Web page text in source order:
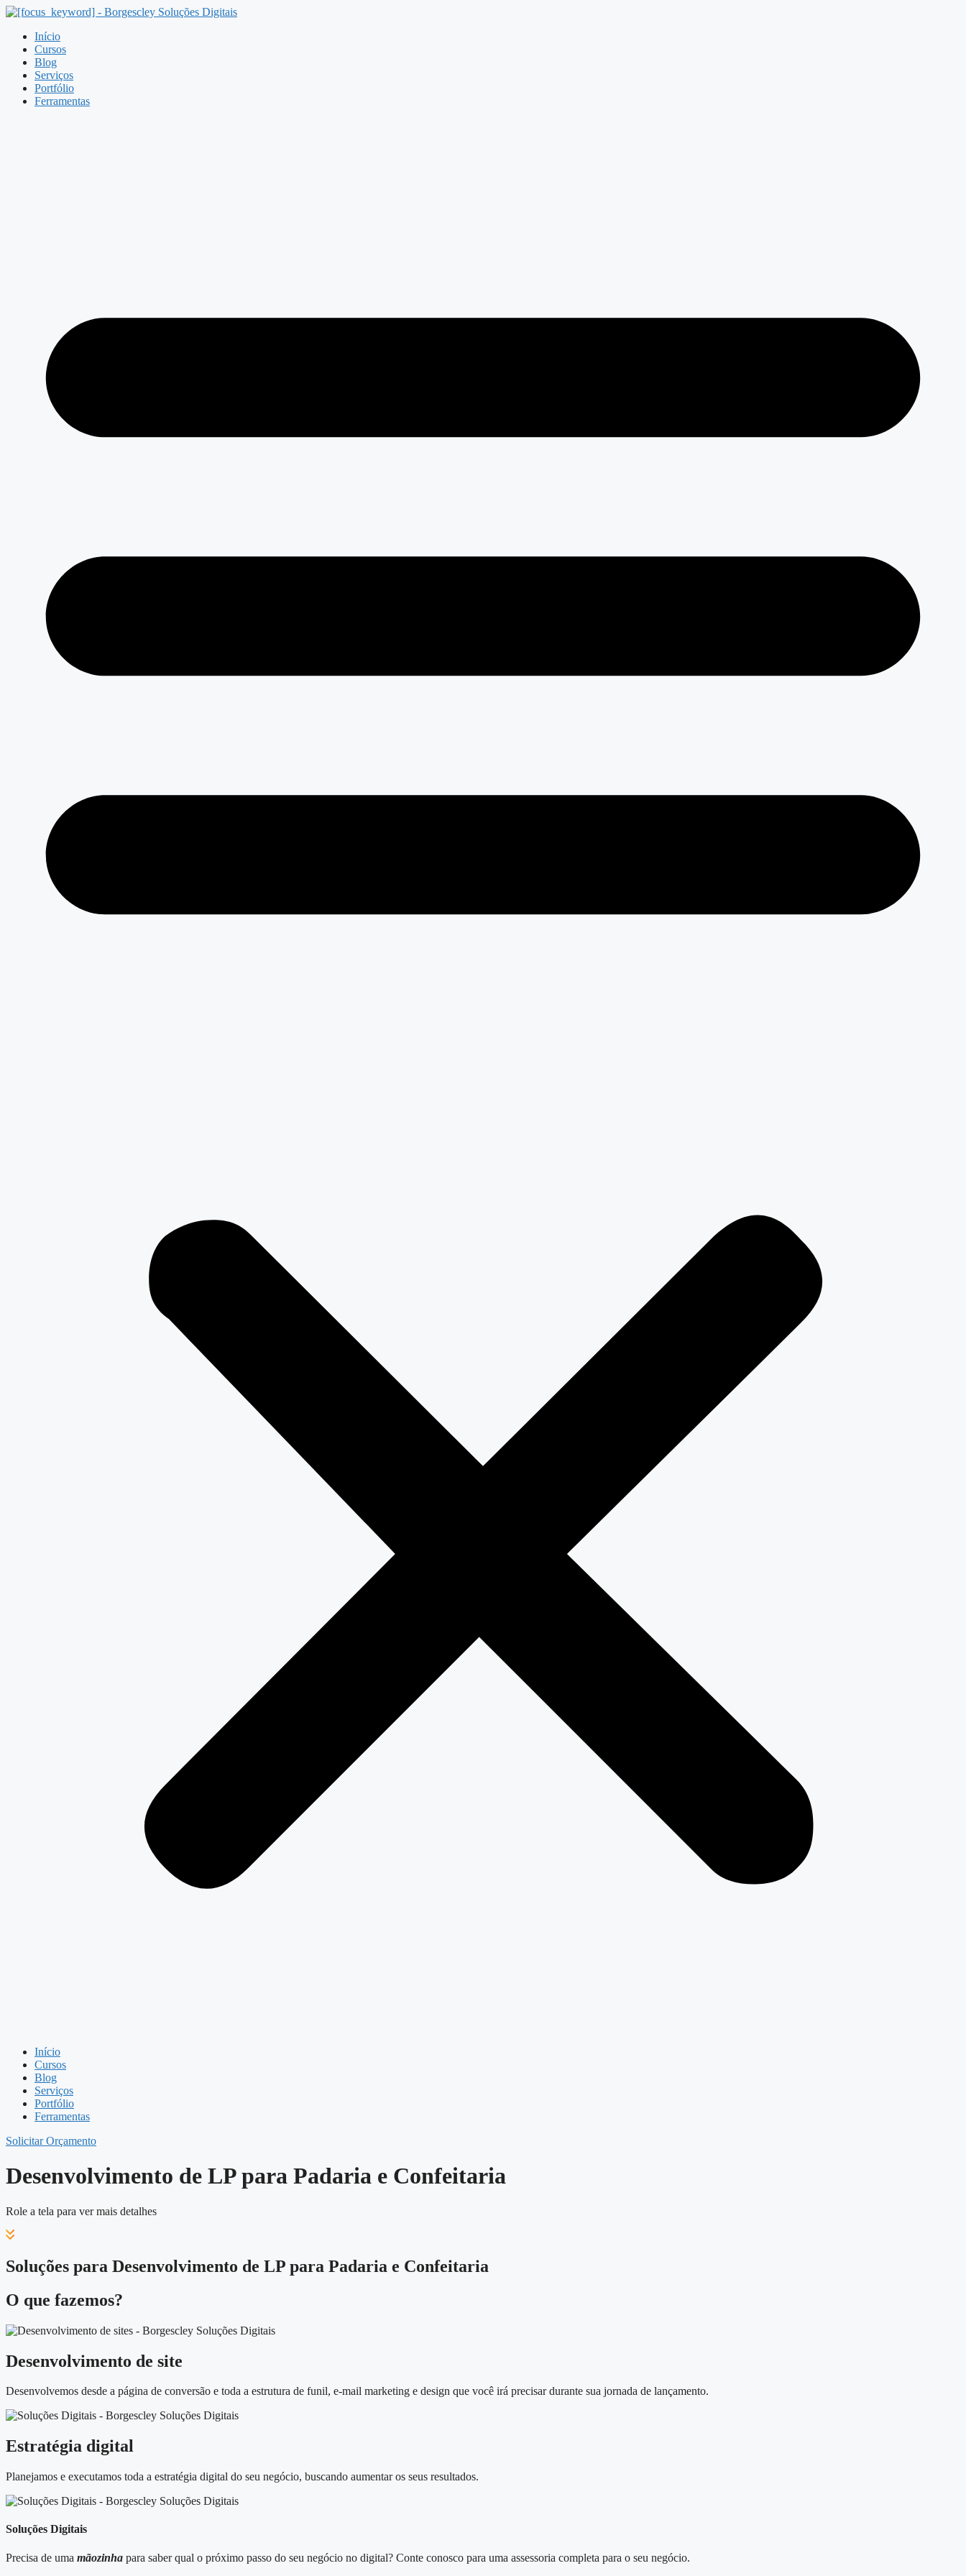
Pular
conteúdo
Início
Cursos
Blog
Serviços
Portfólio
Ferramentas
Início
Cursos
Blog
Serviços
Portfólio
Ferramentas
Solicitar Orçamento
Desenvolvimento de LP para Padaria e Confeitaria
Role a tela para ver mais detalhes
Soluções para Desenvolvimento de LP para Padaria e Confeitaria
O que fazemos?
Desenvolvimento de site
Desenvolvemos desde a página de conversão e toda a estrutura de funil, e-mail marketing e design que você irá precisar durante sua jornada de lançamento.
Estratégia digital
Planejamos e executamos toda a estratégia digital do seu negócio, buscando aumentar os seus resultados.​
Soluções Digitais
Precisa de uma mãozinha para saber qual o próximo passo do seu negócio no digital? Conte conosco para uma assessoria completa para o seu negócio.